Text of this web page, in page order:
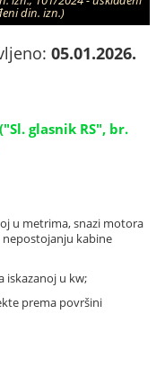
din. izn.)
05.01.2026.
glasnik RS", br.
u metrima, snazi motora
kabine
iskazanoj u kw;
prema površini